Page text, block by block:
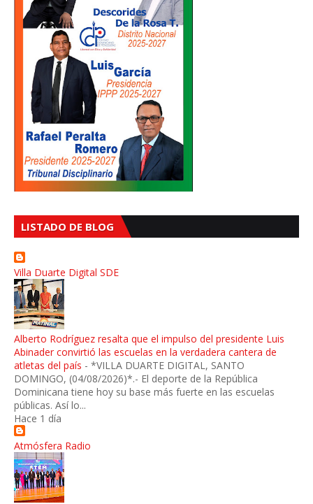
LISTADO DE BLOG
Villa Duarte Digital SDE
Alberto Rodríguez resalta que el impulso del presidente Luis
Abinader convirtió las escuelas en la verdadera cantera de
atletas del país - *VILLA DUARTE DIGITAL, SANTO
DOMINGO, (04/08/2026)*.- El deporte de la República
Dominicana tiene hoy su base más fuerte en las escuelas
públicas. Así lo...
Hace 1 día
Atmósfera Radio